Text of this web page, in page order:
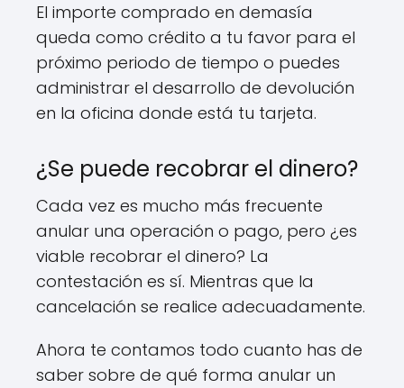
El importe comprado en demasía
queda como crédito a tu favor para el
próximo periodo de tiempo o puedes
administrar el desarrollo de devolución
en la oficina donde está tu tarjeta.
¿Se puede recobrar el dinero?
Cada vez es mucho más frecuente
anular una operación o pago, pero ¿es
viable recobrar el dinero? La
contestación es sí. Mientras que la
cancelación se realice adecuadamente.
Ahora te contamos todo cuanto has de
saber sobre de qué forma anular un